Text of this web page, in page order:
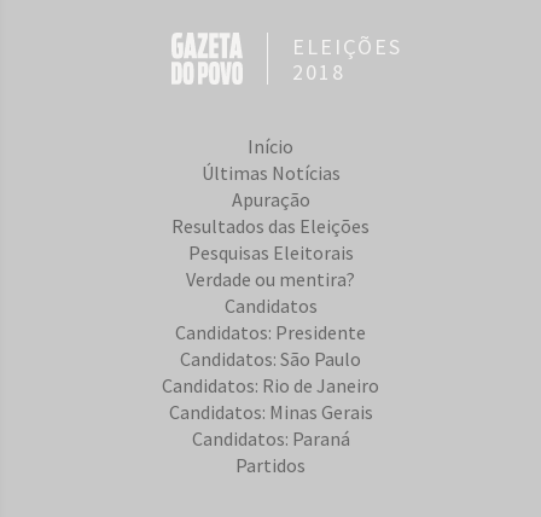
ELEIÇÕES
2018
Início
Últimas Notícias
Apuração
Resultados das Eleições
Pesquisas Eleitorais
Verdade ou mentira?
Candidatos
Candidatos: Presidente
Candidatos: São Paulo
Candidatos: Rio de Janeiro
Candidatos: Minas Gerais
Candidatos: Paraná
Partidos